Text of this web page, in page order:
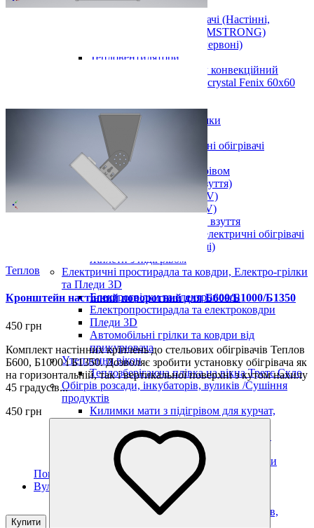
Вуличні
Металокерамічні обігрівачі (Настінні,
Стельові, Підлогові, ARMSTRONG)
Керамічні панелі (інфрачервоні)
Тепловентилятори
Інфрачервоний обігрівач конвекційний
металокерамічний Monocrystal Fenix 60x60
Аксесуари
Електричні рушникосушки
Електроконвектори
Показати усі Інфрачервоні електричні обігрівачі
Обігрів та сушіння
Взуття та одяг з електро-підігрівом
Підігрів ніг (устілки у взуття)
Підігрів тіла (від USB 5 V)
Підігрів рук (від USB 5 V)
Електричні сушарки для взуття
Настільні інфрачервоні електричні обігрівачі
(килимки для комп. миші)
Жилети з підігрівом
Електричні простирадла та ковдри, Електро-грілки
та Пледи 3D
Електрогрілки та електропояси
Електропростирадла та електроковдри
Пледи 3D
Автомобільні грілки та ковдри від
прикурювача
Утеплення вікон
Теплозберігаюча плівка на вікна Третє Скло
Обігрів розсади, інкубаторів, вуликів /Сушіння
продуктів
Килимки мати з підігрівом для курчат,
Електричний обігрівач бджіл, вуликів
Monocrystal
Сушіння ягід, фруктів, овочів, пастили
Показати усі Обігрів та сушіння
Вуличний обігрів
Підвісні вуличні інфрачервоні обігрівачі
Антиобледеніння для дахів, зливоприймачів,
Теплов
Кронштейн настінний поворотний для Б600/Б1000/Б1350
450 грн
Комплект настінних кріплень до стельових обігрівачів Теплов
Б600, Б1000 і Б1350. Дозволяє зробити установку обігрівача як
на горизонтальній, так і вертикальної поверхні з кутом нахилу
45 градусів...
450 грн
Купити